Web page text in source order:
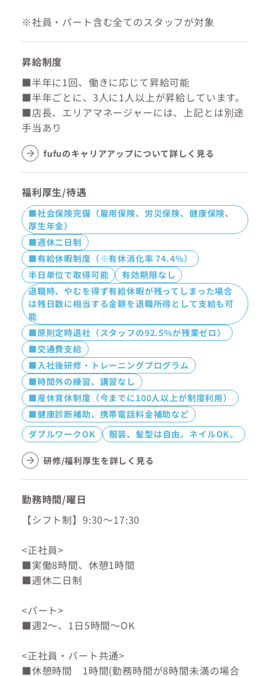
※社員・パート含む全てのスタッフが対象
昇給制度
■半年に1回、働きに応じて昇給可能
■半年ごとに、3人に1人以上が昇給しています。
■店長、エリアマネージャーには、上記とは別途
手当あり
fufuのキャリアアップについて詳しく見る
福利厚生/待遇
■社会保険完備（雇用保険、労災保険、健康保険、
厚生年金）
■週休二日制
■有給休暇制度（※有休消化率 74.4%）
半日単位で取得可能
有効期限なし
退職時、やむを得ず有給休暇が残ってしまった場合
は残日数に相当する金額を退職所得として支給も可
能
■原則定時退社（スタッフの92.5%が残業ゼロ）
■交通費支給
■入社後研修・トレーニングプログラム
■時間外の練習、講習なし
■産休育休制度（今までに100人以上が制度利用）
■健康診断補助、携帯電話料金補助など
ダブルワークOK
服装、髪型は自由。ネイルOK。
研修/福利厚生を詳しく見る
勤務時間/曜日
【シフト制】9:30～17:30
<正社員>
■実働8時間、休憩1時間
■週休二日制
<パート>
■週2～、1日5時間～OK
<正社員・パート共通>
■休憩時間 1時間(勤務時間が8時間未満の場合